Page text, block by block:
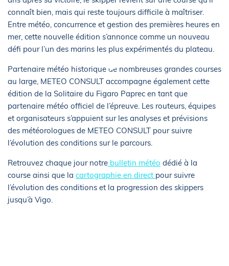
connaît bien, mais qui reste toujours difficile à maîtriser.
Entre météo, concurrence et gestion des premières heures en
mer, cette nouvelle édition s’annonce comme un nouveau
défi pour l’un des marins les plus expérimentés du plateau.
Partenaire météo historique de nombreuses grandes courses
au large, METEO CONSULT accompagne également cette
édition de la Solitaire du Figaro Paprec en tant que
partenaire météo officiel de l’épreuve. Les routeurs, équipes
et organisateurs s’appuient sur les analyses et prévisions
des météorologues de METEO CONSULT pour suivre
l’évolution des conditions sur le parcours.
Retrouvez chaque jour notre bulletin météo dédié à la
course ainsi que la cartographie en direct pour suivre
l’évolution des conditions et la progression des skippers
jusqu’à Vigo.